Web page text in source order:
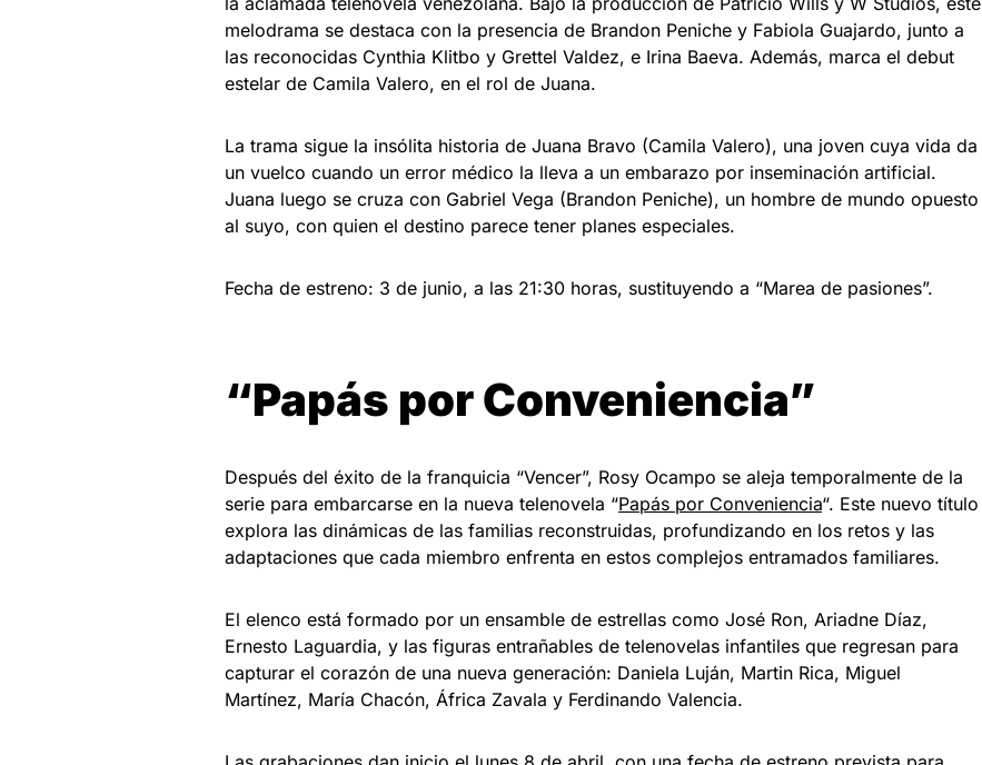
melodrama se destaca con la presencia de Brandon Peniche y Fabiola Guajardo, junto a
las reconocidas Cynthia Klitbo y Grettel Valdez, e Irina Baeva. Además, marca el debut
estelar de Camila Valero, en el rol de Juana.
La trama sigue la insólita historia de Juana Bravo (Camila Valero), una joven cuya vida da
un vuelco cuando un error médico la lleva a un embarazo por inseminación artificial.
Juana luego se cruza con Gabriel Vega (Brandon Peniche), un hombre de mundo opuesto
al suyo, con quien el destino parece tener planes especiales.
Fecha de estreno: 3 de junio, a las 21:30 horas, sustituyendo a “Marea de pasiones”.
“Papás por Conveniencia”
Después del éxito de la franquicia “Vencer”, Rosy Ocampo se aleja temporalmente de la
serie para embarcarse en la nueva telenovela “Papás por Conveniencia“. Este nuevo título
explora las dinámicas de las familias reconstruidas, profundizando en los retos y las
adaptaciones que cada miembro enfrenta en estos complejos entramados familiares.
El elenco está formado por un ensamble de estrellas como José Ron, Ariadne Díaz,
Ernesto Laguardia, y las figuras entrañables de telenovelas infantiles que regresan para
capturar el corazón de una nueva generación: Daniela Luján, Martin Rica, Miguel
Martínez, María Chacón, África Zavala y Ferdinando Valencia.